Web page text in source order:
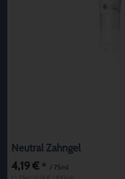
Neutral Zahngel
4,19 € * / 75ml